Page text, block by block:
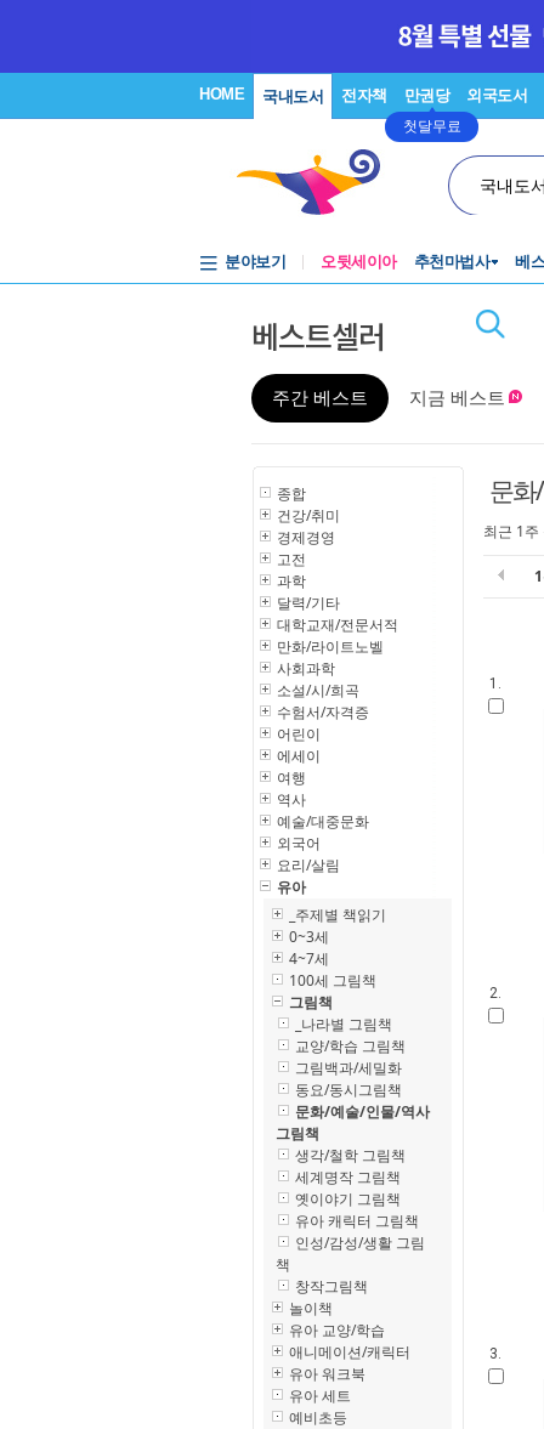
HOME 국내도서 전자책 만권당
첫달무료
외국도서
국내도
분야보기 오뒷세이아 추천마법사 베
베스트셀러
주간 베스트 지금 베스트
종합
건강/취미
경제경영
고전
과학
달력/기타
대학교재/전문서적
만화/라이트노벨
사회과학
소설/시/희곡
수험서/자격증
어린이
에세이
여행
역사
예술/대중문화
외국어
요리/살림
유아
_주제별 책읽기
0~3세
4~7세
100세 그림책
그림책
_나라별 그림책
교양/학습 그림책
그림백과/세밀화
동요/동시그림책
문화/예술/인물/역사
그림책
생각/철학 그림책
세계명작 그림책
옛이야기 그림책
유아 캐릭터 그림책
인성/감성/생활 그림
책
창작그림책
놀이책
유아 교양/학습
애니메이션/캐릭터
유아 워크북
유아 세트
예비초등
문화
최근 1
1.
2.
3.